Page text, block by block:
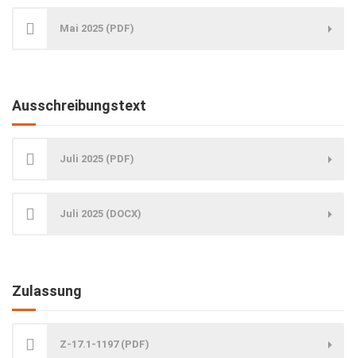
Mai 2025 (PDF)
Ausschreibungstext
Juli 2025 (PDF)
Juli 2025 (DOCX)
Zulassung
Z-17.1-1197 (PDF)